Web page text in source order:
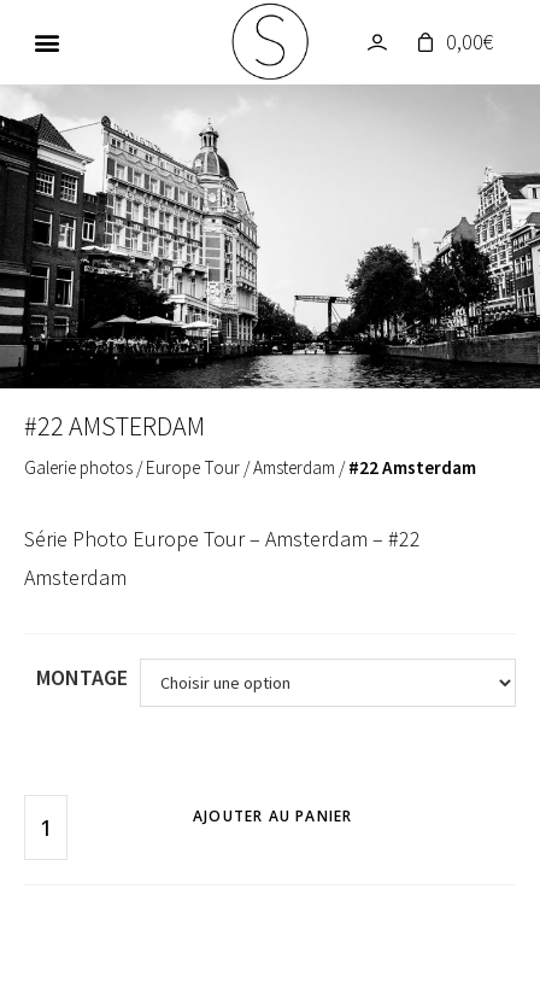
0,00€
#22 AMSTERDAM
Galerie photos /Europe Tour /Amsterdam /#22 Amsterdam
Série Photo Europe Tour – Amsterdam – #22
Amsterdam
MONTAGE
AJOUTER AU PANIER